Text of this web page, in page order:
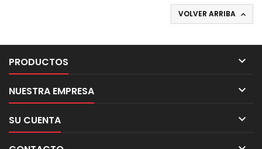
VOLVER ARRIBA 
PRODUCTOS 
NUESTRA EMPRESA 
SU CUENTA 